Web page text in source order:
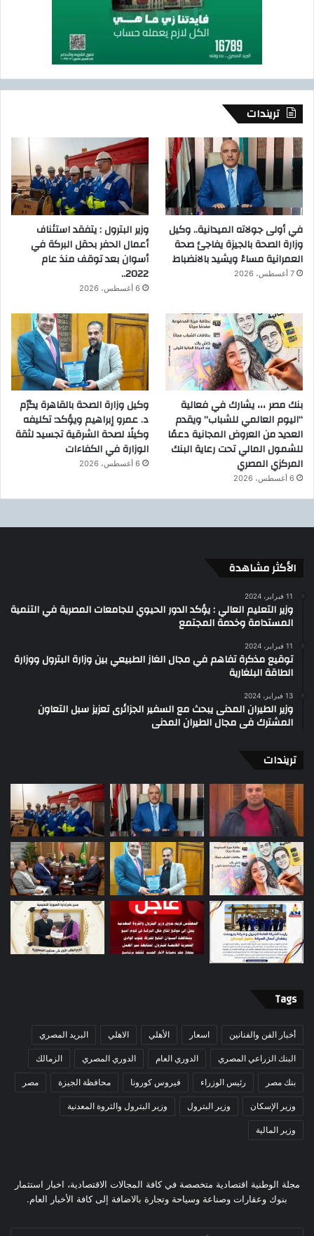
تريندات
في أولى جولاته الميدانية.. وكيل
وزارة الصحة بالجيزة يفاجئ صحة
العمرانية مساءً ويشيد بالانضباط
7 أغسطس، 2026
وزير البترول : يتفقد استئناف
أعمال الحفر بحقل البركة في
أسوان بعد توقف منذ عام
2022..
6 أغسطس، 2026
بنك مصر ،،، يشارك في فعالية
“اليوم العالمي للشباب” ويقدم
العديد من العروض المجانية دعمًا
للشمول المالي تحت رعاية البنك
المركزي المصري
6 أغسطس، 2026
وكيل وزارة الصحة بالقاهرة يكرّم
د. عمرو إبراهيم ويؤكد: تكليفه
وكيلًا لصحة الشرقية تجسيد لثقة
الوزارة في الكفاءات
6 أغسطس، 2026
الأكثر مشاهدة
11 فبراير، 2024
وزير التعليم العالي : يؤكد الدور الحيوي للجامعات المصرية في التنمية
المستدامة وخدمة المجتمع
11 فبراير، 2024
توقيع مذكرة تفاهم في مجال الغاز الطبيعي بين وزارة البترول ووزارة
الطاقة البلغارية
13 فبراير، 2024
وزير الطيران المدنى يبحث مع السفير الجزائرى تعزيز سبل التعاون
المشترك فى مجال الطيران المدنى
تريندات
Tags
أخبار الفن والفنانين اسعار الأهلي الاهلي البريد المصري
البنك الزراعي المصري الدوري العام الدوري المصري الزمالك
بنك مصر رئيس الوزراء فيروس كورونا محافظة الجيزة مصر
وزير الإسكان وزير البترول وزير البترول والثروة المعدنية
وزير المالية
مجلة الوطنية اقتصادية متخصصة في كافة المجالات الاقتصادية، اخبار استثمار
بنوك وعقارات وصناعة وسياحة وتجارة بالاضافة إلى كافة الأخبار العام.